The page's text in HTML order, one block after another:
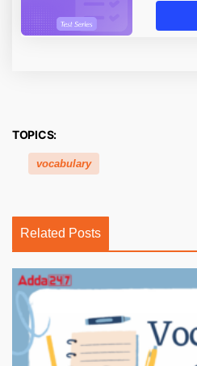
TOPICS:
vocabulary
Related Posts